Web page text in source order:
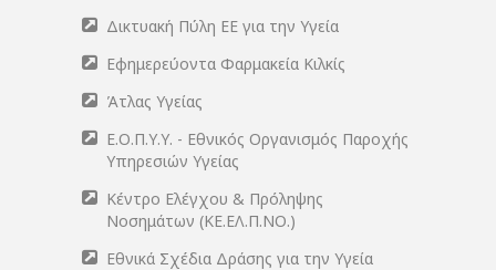
Δικτυακή Πύλη ΕΕ για την Υγεία
Εφημερεύοντα Φαρμακεία Κιλκίς
Άτλας Υγείας
Ε.Ο.Π.Υ.Υ. - Εθνικός Οργανισμός Παροχής
Υπηρεσιών Υγείας
Κέντρο Ελέγχου & Πρόληψης
Νοσημάτων (ΚΕ.ΕΛ.Π.ΝΟ.)
Εθνικά Σχέδια Δράσης για την Υγεία